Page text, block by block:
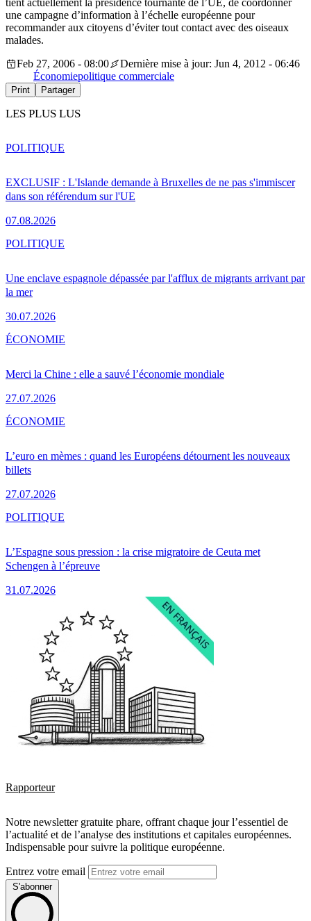
tient actuellement la présidence tournante de l’UE, de coordonner
une campagne d’information à l’échelle européenne pour
recommander aux citoyens d’éviter tout contact avec des oiseaux
malades.
Feb 27, 2006 - 08:00
Dernière mise à jour: Jun 4, 2012 - 06:46
Économiepolitique commerciale
Print Partager
LES PLUS LUS
EXCLUSIF : L'Islande demande à Bruxelles de ne pas s'immiscer
dans son référendum sur l'UE
07.08.2026
POLITIQUE
Une enclave espagnole dépassée par l'afflux de migrants arrivant par
la mer
30.07.2026
POLITIQUE
Merci la Chine : elle a sauvé l’économie mondiale
27.07.2026
ÉCONOMIE
L’euro en mèmes : quand les Européens détournent les nouveaux
billets
27.07.2026
ÉCONOMIE
L’Espagne sous pression : la crise migratoire de Ceuta met
Schengen à l’épreuve
31.07.2026
POLITIQUE
Rapporteur
Notre newsletter gratuite phare, offrant chaque jour l’essentiel de
l’actualité et de l’analyse des institutions et capitales européennes.
Indispensable pour suivre la politique européenne.
Entrez votre email
S'abonner